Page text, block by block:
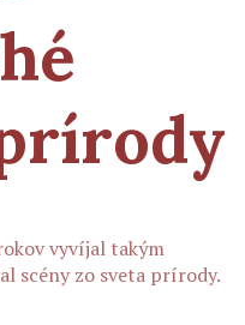
vyvíjal takým
scény zo sveta prírody.